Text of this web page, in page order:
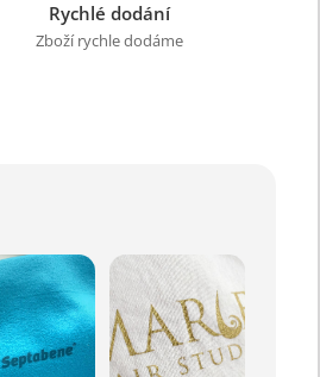
Rychlé dodání
Zboží rychle dodáme